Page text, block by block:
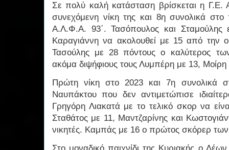
Σε πολύ καλή κατάσταση βρίσκεται η Γ.Ε.
συνεχόμενη νίκη της και 8η συνολικά
Α.Λ.Φ.Α. 93΄. Τασόπουλος και Σταμούλης
Καραγιάννη να ακολουθεί με 15 από την
Τασούλης με 28 πόντους ο καλύτερος
ακόμα διψήφιους τους Λυμπέρη με 13,
Πρώτη νίκη στο 2023 και 7η συνολικά
Ναυπάκτου που δεν αντιμετώπισε
Γρηγόρη Λιακατά με το τελικό σκορ να
Σταθάτος με 11, Μαντζαρίνης και
νικητές. Καμπάς με 16 ο πρώτος σκόρερ